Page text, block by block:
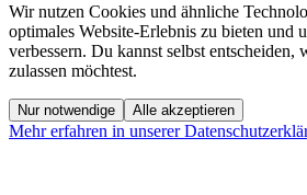
Wir nutzen Cookies und ähnliche
optimales Website-Erlebnis zu bieten und
verbessern. Du kannst selbst entscheiden,
zulassen möchtest.
Nur notwendige Alle akzeptieren
Mehr erfahren in unserer